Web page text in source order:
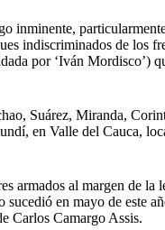
inminente,
indiscriminados de los
por ‘Iván Mordisco’)
Suárez, Miranda,
en Valle del Cauca,
armados al margen de la
sucedió en mayo de este
Carlos Camargo Assis.